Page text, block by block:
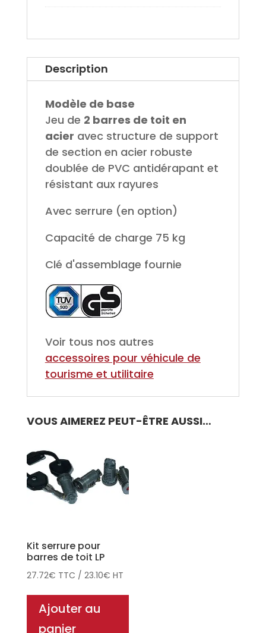
Description
Modèle de base
Jeu de 2 barres de toit en
acier avec structure de support
de section en acier robuste
doublée de PVC antidérapant et
résistant aux rayures
Avec serrure (en option)
Capacité de charge 75 kg
Clé d'assemblage fournie
Voir tous nos autres
accessoires pour véhicule de
tourisme et utilitaire
VOUS AIMEREZ PEUT-ÊTRE AUSSI…
Kit serrure pour
barres de toit LP
27.72€ TTC / 23.10€ HT
Ajouter au
panier